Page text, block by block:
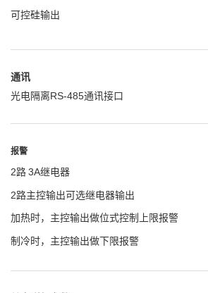
可控硅输出
通讯
光电隔离RS-485通讯接口
报警
2路 3A继电器
2路主控输出可选继电器输出
加热时，主控输出做位式控制上限报警
制冷时，主控输出做下限报警